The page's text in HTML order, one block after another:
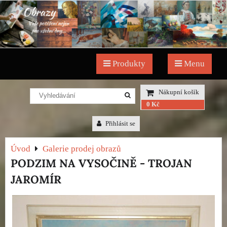
Produkty Menu
Nákupní košík
0 Kč
Přihlásit se
Úvod Galerie prodej obrazů
PODZIM NA VYSOČINĚ - TROJAN
JAROMÍR